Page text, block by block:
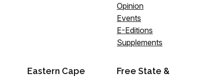
Opinion
Events
E-Editions
Supplements
Eastern Cape
Free State &